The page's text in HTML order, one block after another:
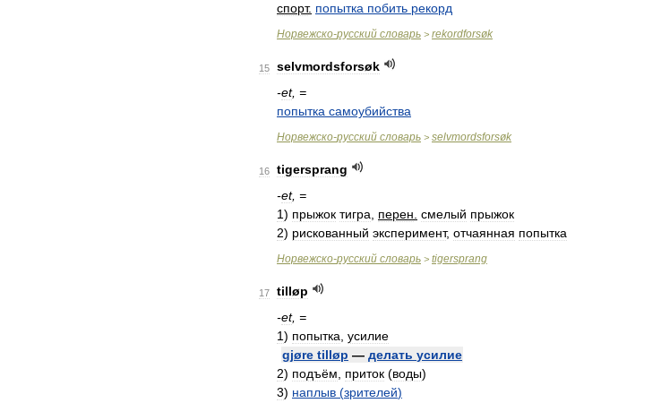
спорт. попытка побить рекорд
Норвежско-русский словарь > rekordforsøk
15
selvmordsforsøk
-et, =
попытка самоубийства
Норвежско-русский словарь > selvmordsforsøk
16
tigersprang
-et, =
1) прыжок тигра перен смелый прыжок
2) рискованный эксперимент, отчаянная попытка
Норвежско-русский словарь > tigersprang
17
tilløp
-et, =
1) попытка усилие
gjøre tilløp — делать усилие
2) подъём приток (воды)
3) наплыв (зрителей)